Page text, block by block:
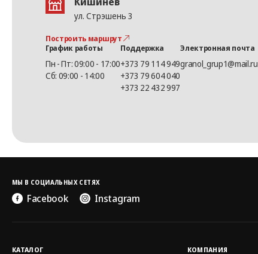
ул. Стрэшень 3
Построить маршрут
График работы
Пн - Пт: 09:00 - 17:00
Сб: 09:00 - 14:00
Поддержка
+373 79 114 949
+373 79 604 040
+373 22 432 997
Электронная почта
granol_grup1@mail.ru
МЫ В СОЦИАЛЬНЫХ СЕТЯХ
Facebook Instagram
КАТАЛОГ КОМПАНИЯ